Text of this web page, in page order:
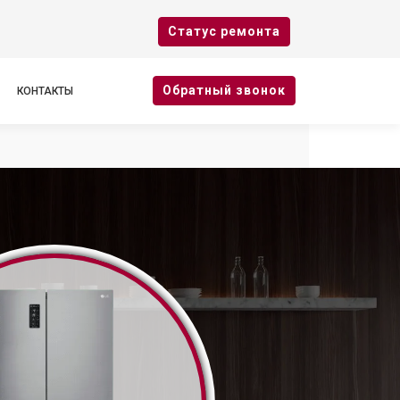
Cтатус ремонта
КОНТАКТЫ Oбратный звонок